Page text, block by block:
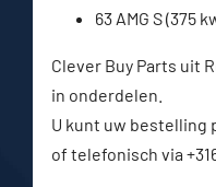
63 AMG S (375
Clever Buy Parts uit
in onderdelen.
U kunt uw bestelling
of telefonisch via